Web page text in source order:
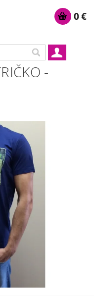
0 €
-